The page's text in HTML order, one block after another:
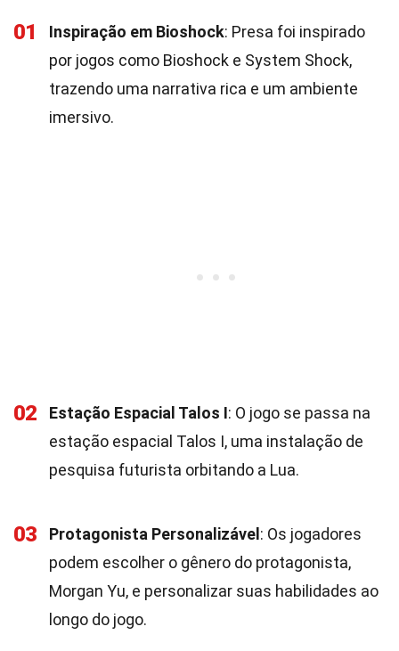
01 Inspiração em Bioshock: Presa foi inspirado
por jogos como Bioshock e System Shock,
trazendo uma narrativa rica e um ambiente
imersivo.
02 Estação Espacial Talos I: O jogo se passa na
estação espacial Talos I, uma instalação de
pesquisa futurista orbitando a Lua.
03 Protagonista Personalizável : Os jogadores
podem escolher o gênero do protagonista,
Morgan Yu, e personalizar suas habilidades ao
longo do jogo.